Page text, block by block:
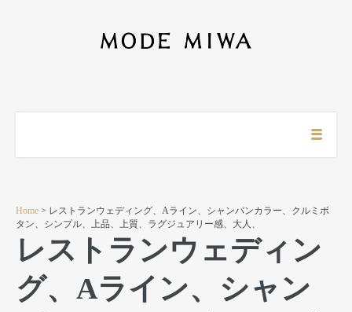
Home > レストランウェディング、Aライン、シャンパンカラー、クルミボ
タン、シンプル、上品、上質、ラグジュアリー感、大人、
レストランウェディン
グ、Aライン、シャン